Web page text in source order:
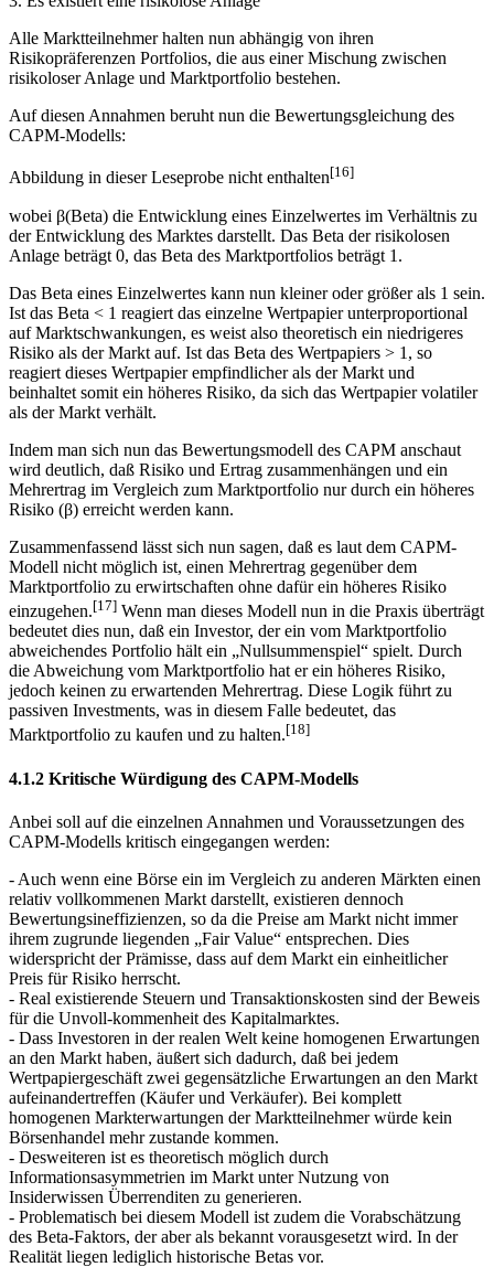
Alle Marktteilnehmer halten nun abhängig von ihren
Risikopräferenzen Portfolios, die aus einer Mischung zwischen
Auf diesen Annahmen beruht nun die Bewertungsgleichung des
wobei β(Beta) die Entwicklung eines Einzelwertes im Verhältnis zu
der Entwicklung des Marktes darstellt. Das Beta der risikolosen
Das Beta eines Einzelwertes kann nun kleiner oder größer als 1 sein.
Ist das Beta < 1 reagiert das einzelne Wertpapier unterproportional
auf Marktschwankungen, es weist also theoretisch ein niedrigeres
Risiko als der Markt auf. Ist das Beta des Wertpapiers > 1, so
reagiert dieses Wertpapier empfindlicher als der Markt und
beinhaltet somit ein höheres Risiko, da sich das Wertpapier volatiler
Indem man sich nun das Bewertungsmodell des CAPM anschaut
wird deutlich, daß Risiko und Ertrag zusammenhängen und ein
Mehrertrag im Vergleich zum Marktportfolio nur durch ein höheres
Zusammenfassend lässt sich nun sagen, daß es laut dem CAPM-
Modell nicht möglich ist, einen Mehrertrag gegenüber dem
Marktportfolio zu erwirtschaften ohne dafür ein höheres Risiko
einzugehen.[17]Wenn man dieses Modell nun in die Praxis überträgt
bedeutet dies nun, daß ein Investor, der ein vom Marktportfolio
abweichendes Portfolio hält ein „Nullsummenspiel“ spielt. Durch
die Abweichung vom Marktportfolio hat er ein höheres Risiko,
jedoch keinen zu erwartenden Mehrertrag. Diese Logik führt zu
passiven Investments, was in diesem Falle bedeutet, das
Anbei soll auf die einzelnen Annahmen und Voraussetzungen des
- Auch wenn eine Börse ein im Vergleich zu anderen Märkten einen
relativ vollkommenen Markt darstellt, existieren dennoch
Bewertungsineffizienzen, so da die Preise am Markt nicht immer
ihrem zugrunde liegenden „Fair Value“ entsprechen. Dies
widerspricht der Prämisse, dass auf dem Markt ein einheitlicher
Preis für Risiko herrscht.
- Real existierende Steuern und Transaktionskosten sind der Beweis
für die Unvoll-kommenheit des Kapitalmarktes.
- Dass Investoren in der realen Welt keine homogenen Erwartungen
an den Markt haben, äußert sich dadurch, daß bei jedem
Wertpapiergeschäft zwei gegensätzliche Erwartungen an den Markt
aufeinandertreffen (Käufer und Verkäufer). Bei komplett
homogenen Markterwartungen der Marktteilnehmer würde kein
Börsenhandel mehr zustande kommen.
- Desweiteren ist es theoretisch möglich durch
Informationsasymmetrien im Markt unter Nutzung von
Insiderwissen Überrenditen zu generieren.
- Problematisch bei diesem Modell ist zudem die Vorabschätzung
des Beta-Faktors, der aber als bekannt vorausgesetzt wird. In der